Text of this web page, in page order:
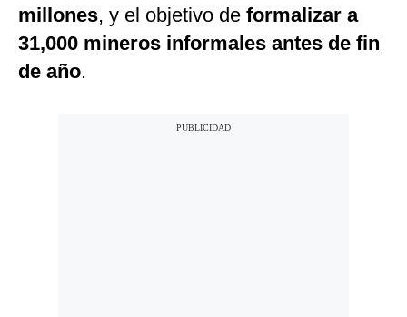
millones, y el objetivo de formalizar a
31,000 mineros informales antes de fin
de año.